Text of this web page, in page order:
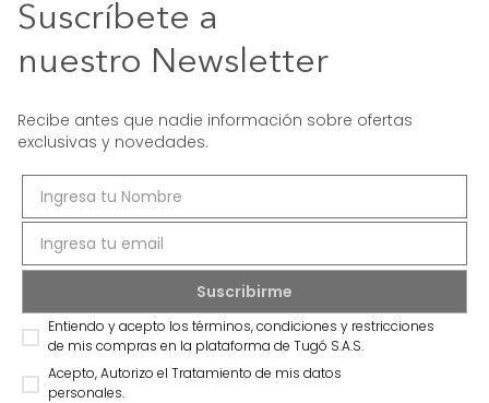
Suscríbete a
nuestro Newsletter
Recibe antes que nadie información sobre ofertas
exclusivas y novedades.
Entiendo y acepto los términos, condiciones y restricciones
de mis compras en la plataforma de Tugó S.A.S.
Acepto, Autorizo el Tratamiento de mis datos
personales.